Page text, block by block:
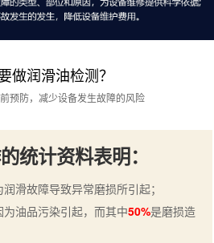
做润滑油检测？
预防，减少设备发生故障的风险
统计资料表明：
滑故障导致异常磨损所引起；
为油品污染引起，而其中50%是磨损造